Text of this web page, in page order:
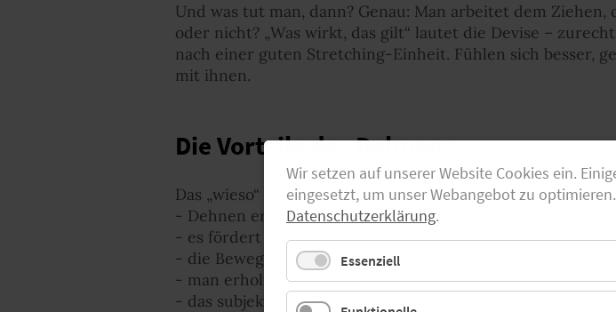
Und was tut man, dann? Genau: Man arbeitet dem
oder nicht? „Was wirkt, das gilt“ lautet die Devise –
nach einer guten Stretching-Einheit. Fühlen sich besser,
mit ihnen.
Die Vorteile des Dehnens
Das „wieso“ lässt sich in zehn einfachen Punkten
- Dehnen erhöht die Flexibilität
- es fördert Durchblutung und Stoffwechsel der
- die Beweglichkeit von Gelenken, Sehnen und Bändern
- man erholt sich rascher
- das subjektive Wohlbefinden steigt, man fühlt sich
Wir setzen auf unserer Website Cookies ein.
eingesetzt, um unser Webangebot zu
Datenschutzerklärung.
Essenziell